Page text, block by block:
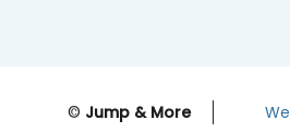
© Jump & More